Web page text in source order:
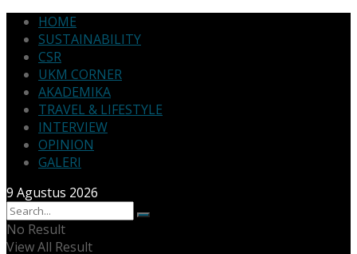
HOME
SUSTAINABILITY
CSR
UKM CORNER
AKADEMIKA
TRAVEL & LIFESTYLE
INTERVIEW
OPINION
GALERI
9 Agustus 2026
No Result
View All Result